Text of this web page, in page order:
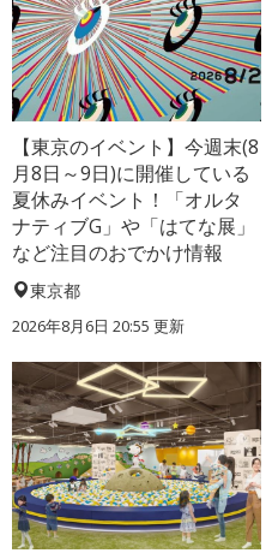
【東京のイベント】今週末(8
月8日～9日)に開催している
夏休みイベント！「オルタ
ナティブG」や「はてな展」
など注目のおでかけ情報
東京都
2026年8月6日 20:55 更新